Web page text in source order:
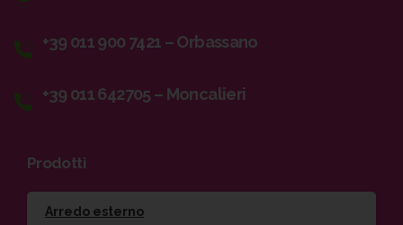
+39 011 900 7421 – Orbassano
+39 011 642705 – Moncalieri
Prodotti
Arredo esterno